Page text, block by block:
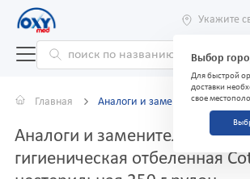
Укажите
Выбор
Для быстрой
доставки
свое
Главная Аналоги и заменители
Аналоги и заменители
гигиеническая отбеленная